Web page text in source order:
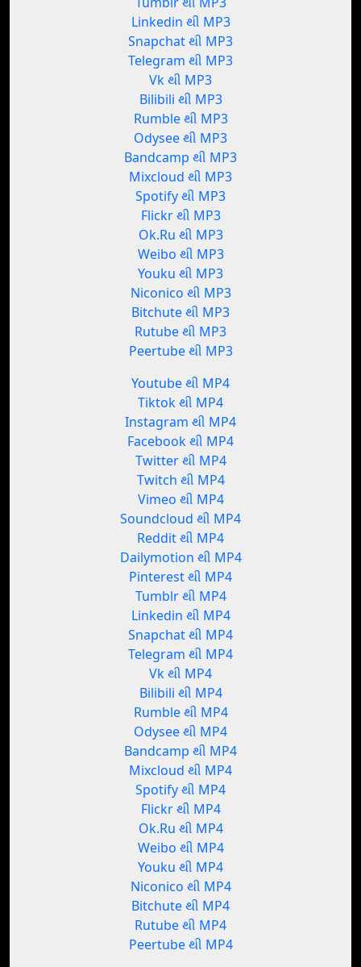
Linkedin થી MP3
Snapchat થી MP3
Telegram થી MP3
Vk થી MP3
Bilibili થી MP3
Rumble થી MP3
Odysee થી MP3
Bandcamp થી MP3
Mixcloud થી MP3
Spotify થી MP3
Flickr થી MP3
Ok.Ru થી MP3
Weibo થી MP3
Youku થી MP3
Niconico થી MP3
Bitchute થી MP3
Rutube થી MP3
Peertube થી MP3
Youtube થી MP4
Tiktok થી MP4
Instagram થી MP4
Facebook થી MP4
Twitter થી MP4
Twitch થી MP4
Vimeo થી MP4
Soundcloud થી MP4
Reddit થી MP4
Dailymotion થી MP4
Pinterest થી MP4
Tumblr થી MP4
Linkedin થી MP4
Snapchat થી MP4
Telegram થી MP4
Vk થી MP4
Bilibili થી MP4
Rumble થી MP4
Odysee થી MP4
Bandcamp થી MP4
Mixcloud થી MP4
Spotify થી MP4
Flickr થી MP4
Ok.Ru થી MP4
Weibo થી MP4
Youku થી MP4
Niconico થી MP4
Bitchute થી MP4
Rutube થી MP4
Peertube થી MP4